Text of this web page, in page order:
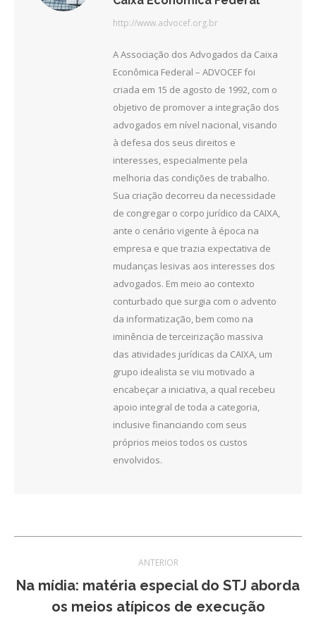
http://www.advocef.org.br
A Associação dos Advogados da Caixa
Econômica Federal – ADVOCEF foi
criada em 15 de agosto de 1992, com o
objetivo de promover a integração dos
advogados em nível nacional, visando
à defesa dos seus direitos e
interesses, especialmente pela
melhoria das condições de trabalho.
Sua criação decorreu da necessidade
de congregar o corpo jurídico da CAIXA,
ante o cenário vigente à época na
empresa e que trazia expectativa de
mudanças lesivas aos interesses dos
advogados. Em meio ao contexto
conturbado que surgia com o advento
da informatização, bem como na
iminência de terceirização massiva
das atividades jurídicas da CAIXA, um
grupo idealista se viu motivado a
encabeçar a iniciativa, a qual recebeu
apoio integral de toda a categoria,
inclusive financiando com seus
próprios meios todos os custos
envolvidos.
de
post:
ANTERIOR
Post
anterior:
Na mídia: matéria especial do STJ aborda
os meios atípicos de execução